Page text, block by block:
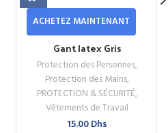
ACHETEZ MAINTENANT
Gant latex Gris
Protection des Personnes,
Protection des Mains,
PROTECTION & SÉCURITÉ,
Vêtements de Travail
15.00Dhs